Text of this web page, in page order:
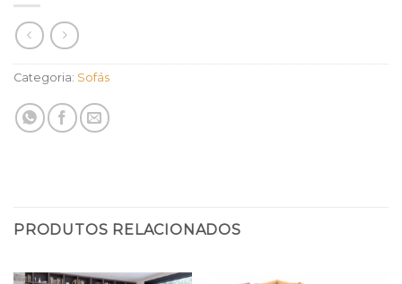
Categoria: Sofás
PRODUTOS RELACIONADOS